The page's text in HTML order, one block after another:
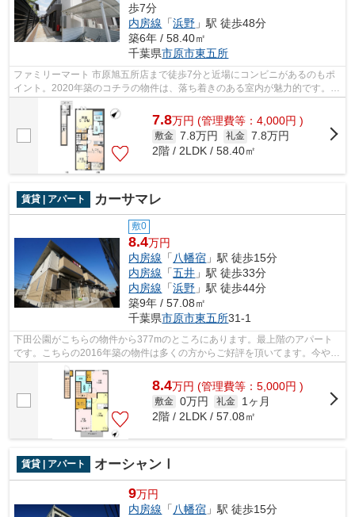
歩7分
内房線 「浜野 」駅 徒歩48分
築6年 / 58.40㎡
千葉県市原市東五所
ファミリーマート 市原旭五所店まで徒歩7分と近場にコンビニがあるのもポ
イント。2020年築のコチラの物件は、落ち着きのある室内が魅力的です。こ
ちらの物件はアパートです。高速なネ...
7.8万円 (管理費等：4,000円 )
敷金 7.8万円 礼金 7.8万円
2階 / 2LDK / 58.40㎡
賃貸 | アパート カーサマレ
敷0
8.4万円
内房線 「八幡宿 」駅 徒歩15分
内房線 「五井 」駅 徒歩33分
内房線 「浜野 」駅 徒歩44分
築9年 / 57.08㎡
千葉県市原市東五所31-1
下田公園がこちらの物件から377mのところにあります。最上階のアパート
です。こちらの2016年築の物件は多くの方からご好評を頂いてます。今や必
需品ともなったネット。こちらはインタ...
8.4万円 (管理費等：5,000円 )
敷金 0万円 礼金
1ヶ月
2階 / 2LDK / 57.08㎡
賃貸 | アパート オーシャンⅠ
9万円
内房線 「八幡宿 」駅 徒歩15分